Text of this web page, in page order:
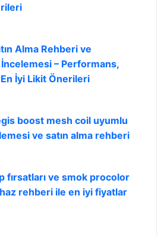
Alma Rehberi ve
– Performans,
İyi Likit Önerileri
boost mesh coil uyumlu
ve satın alma rehberi
fırsatları ve smok procolor
rehberi ile en iyi fiyatlar